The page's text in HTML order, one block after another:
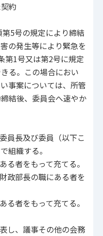
約
5号の規定により締結
の発生等により緊急を
第1号又は第2号に規定
る。この場合におい
事案については、所管
結後、委員会へ速やか
員長及び委員（以下こ
組織する。
る者をもって充てる。
政部長の職にある者を
る者をもって充てる。
し、議事その他の会務